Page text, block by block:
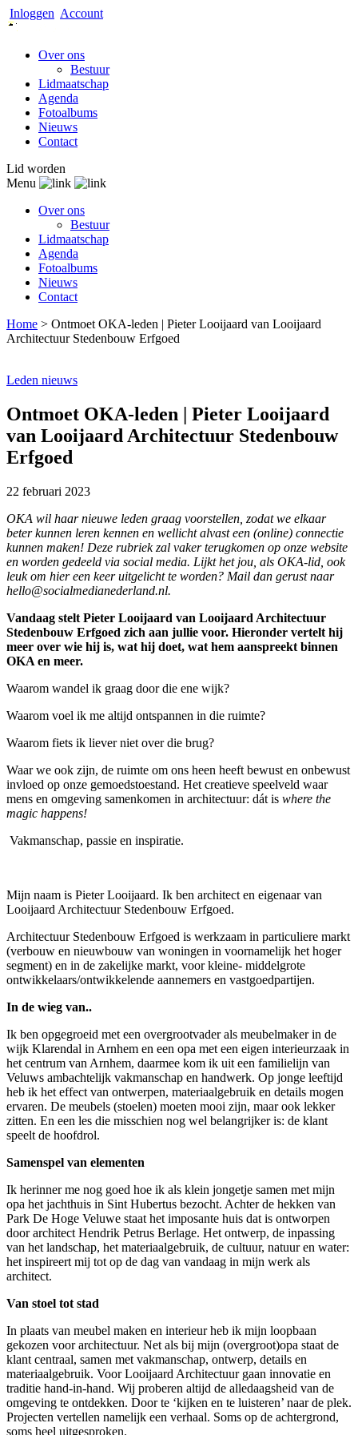
Inloggen Account
Over ons
Bestuur
Lidmaatschap
Agenda
Fotoalbums
Nieuws
Contact
Lid worden
Menu
Over ons
Bestuur
Lidmaatschap
Agenda
Fotoalbums
Nieuws
Contact
Home > Ontmoet OKA-leden | Pieter Looijaard van Looijaard
Architectuur Stedenbouw Erfgoed
Leden nieuws
Ontmoet OKA-leden | Pieter Looijaard
van Looijaard Architectuur Stedenbouw
Erfgoed
22 februari 2023
OKA wil haar nieuwe leden graag voorstellen, zodat we elkaar
beter kunnen leren kennen en wellicht alvast een (online) connectie
kunnen maken! Deze rubriek zal vaker terugkomen op onze website
en worden gedeeld via social media. Lijkt het jou, als OKA-lid, ook
leuk om hier een keer uitgelicht te worden? Mail dan gerust naar
hello@socialmedianederland.nl.
Vandaag stelt Pieter Looijaard van Looijaard Architectuur
Stedenbouw Erfgoed zich aan jullie voor. Hieronder vertelt hij
meer over wie hij is, wat hij doet, wat hem aanspreekt binnen
OKA en meer.
Waarom wandel ik graag door die ene wijk?
Waarom voel ik me altijd ontspannen in die ruimte?
Waarom fiets ik liever niet over die brug?
Waar we ook zijn, de ruimte om ons heen heeft bewust en onbewust
invloed op onze gemoedstoestand. Het creatieve speelveld waar
mens en omgeving samenkomen in architectuur: dát is where the
magic happens!
Vakmanschap, passie en inspiratie.
Mijn naam is Pieter Looijaard. Ik ben architect en eigenaar van
Looijaard Architectuur Stedenbouw Erfgoed.
Architectuur Stedenbouw Erfgoed is werkzaam in particuliere markt
(verbouw en nieuwbouw van woningen in voornamelijk het hoger
segment) en in de zakelijke markt, voor kleine- middelgrote
ontwikkelaars/ontwikkelende aannemers en vastgoedpartijen.
In de wieg van..
Ik ben opgegroeid met een overgrootvader als meubelmaker in de
wijk Klarendal in Arnhem en een opa met een eigen interieurzaak in
het centrum van Arnhem, daarmee kom ik uit een familielijn van
Veluws ambachtelijk vakmanschap en handwerk. Op jonge leeftijd
heb ik het effect van ontwerpen, materiaalgebruik en details mogen
ervaren. De meubels (stoelen) moeten mooi zijn, maar ook lekker
zitten. En een les die misschien nog wel belangrijker is: de klant
speelt de hoofdrol.
Samenspel van elementen
Ik herinner me nog goed hoe ik als klein jongetje samen met mijn
opa het jachthuis in Sint Hubertus bezocht. Achter de hekken van
Park De Hoge Veluwe staat het imposante huis dat is ontworpen
door architect Hendrik Petrus Berlage. Het ontwerp, de inpassing
van het landschap, het materiaalgebruik, de cultuur, natuur en water:
het inspireert mij tot op de dag van vandaag in mijn werk als
architect.
Van stoel tot stad
In plaats van meubel maken en interieur heb ik mijn loopbaan
gekozen voor architectuur. Net als bij mijn (overgroot)opa staat de
klant centraal, samen met vakmanschap, ontwerp, details en
materiaalgebruik. Voor Looijaard Architectuur gaan innovatie en
traditie hand-in-hand. Wij proberen altijd de alledaagsheid van de
omgeving te ontdekken. Door te ‘kijken en te luisteren’ naar de plek.
Projecten vertellen namelijk een verhaal. Soms op de achtergrond,
soms heel uitgesproken.